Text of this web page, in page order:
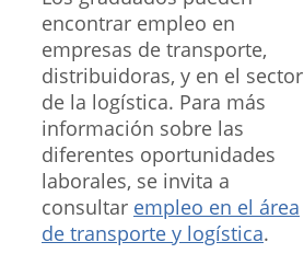
encontrar empleo en
empresas de transporte,
distribuidoras, y en el sector
de la logística. Para más
información sobre las
diferentes oportunidades
laborales, se invita a
consultar empleo en el área
de transporte y logística.